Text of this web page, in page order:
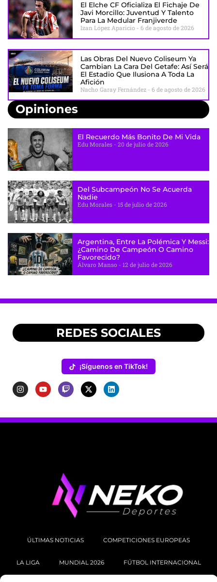
El Elche CF Oficializa El Fichaje De
Javi Morcillo: Juventud Y Talento
Para La Medular Franjiverde
Izan López Aparicio 6 de agosto de 2026
Las Obras Del Nuevo Coliseum Ya
Cambian La Cara Del Getafe: Así Será
El Estadio Que Ilusiona A Toda La
Afición
Nacho Garay Fernández 6 de agosto de 2026
Opiniones
El Recuerdo Más Bonito De Mi Vida
Edu Morales 20 de julio de 2026
Del Subcampeón No Se Acuerda
Nadie
Edu Morales 15 de julio de 2026
Argentina, Entre La Polémica Y Messi:
¿camino De Campeón O Camino
Favorecido?
Álvaro Manso 12 de julio de 2026
REDES SOCIALES
¡Síguenos en TikTok!
ÚLTIMAS NOTICIAS COMPETICIONES EUROPEAS
LA LIGA MUNDIAL 2026 FÚTBOL INTERNACIONAL